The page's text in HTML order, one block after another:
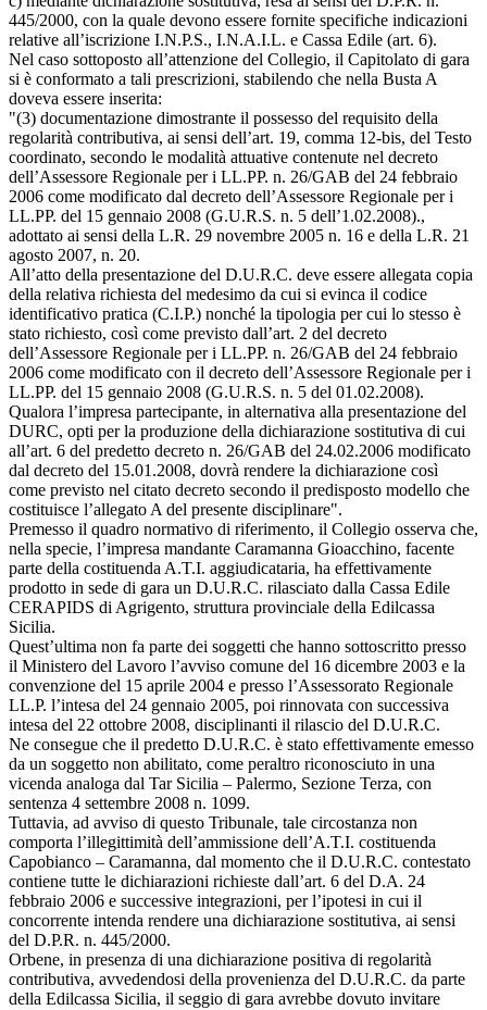
445/2000, con la quale devono essere fornite specifiche indicazioni
relative all’iscrizione I.N.P.S., I.N.A.I.L. e Cassa Edile (art. 6).
Nel caso sottoposto all’attenzione del Collegio, il Capitolato di gara
si è conformato a tali prescrizioni, stabilendo che nella Busta A
doveva essere inserita:
"(3) documentazione dimostrante il possesso del requisito della
regolarità contributiva, ai sensi dell’art. 19, comma 12-bis, del Testo
coordinato, secondo le modalità attuative contenute nel decreto
dell’Assessore Regionale per i LL.PP. n. 26/GAB del 24 febbraio
2006 come modificato dal decreto dell’Assessore Regionale per i
LL.PP. del 15 gennaio 2008 (G.U.R.S. n. 5 dell’1.02.2008).,
adottato ai sensi della L.R. 29 novembre 2005 n. 16 e della L.R. 21
agosto 2007, n. 20.
All’atto della presentazione del D.U.R.C. deve essere allegata copia
della relativa richiesta del medesimo da cui si evinca il codice
identificativo pratica (C.I.P.) nonché la tipologia per cui lo stesso è
stato richiesto, così come previsto dall’art. 2 del decreto
dell’Assessore Regionale per i LL.PP. n. 26/GAB del 24 febbraio
2006 come modificato con il decreto dell’Assessore Regionale per i
LL.PP. del 15 gennaio 2008 (G.U.R.S. n. 5 del 01.02.2008).
Qualora l’impresa partecipante, in alternativa alla presentazione del
DURC, opti per la produzione della dichiarazione sostitutiva di cui
all’art. 6 del predetto decreto n. 26/GAB del 24.02.2006 modificato
dal decreto del 15.01.2008, dovrà rendere la dichiarazione così
come previsto nel citato decreto secondo il predisposto modello che
costituisce l’allegato A del presente disciplinare".
Premesso il quadro normativo di riferimento, il Collegio osserva che,
nella specie, l’impresa mandante Caramanna Gioacchino, facente
parte della costituenda A.T.I. aggiudicataria, ha effettivamente
prodotto in sede di gara un D.U.R.C. rilasciato dalla Cassa Edile
CERAPIDS di Agrigento, struttura provinciale della Edilcassa
Sicilia.
Quest’ultima non fa parte dei soggetti che hanno sottoscritto presso
il Ministero del Lavoro l’avviso comune del 16 dicembre 2003 e la
convenzione del 15 aprile 2004 e presso l’Assessorato Regionale
LL.P. l’intesa del 24 gennaio 2005, poi rinnovata con successiva
intesa del 22 ottobre 2008, disciplinanti il rilascio del D.U.R.C.
Ne consegue che il predetto D.U.R.C. è stato effettivamente emesso
da un soggetto non abilitato, come peraltro riconosciuto in una
vicenda analoga dal Tar Sicilia – Palermo, Sezione Terza, con
sentenza 4 settembre 2008 n. 1099.
Tuttavia, ad avviso di questo Tribunale, tale circostanza non
comporta l’illegittimità dell’ammissione dell’A.T.I. costituenda
Capobianco – Caramanna, dal momento che il D.U.R.C. contestato
contiene tutte le dichiarazioni richieste dall’art. 6 del D.A. 24
febbraio 2006 e successive integrazioni, per l’ipotesi in cui il
concorrente intenda rendere una dichiarazione sostitutiva, ai sensi
del D.P.R. n. 445/2000.
Orbene, in presenza di una dichiarazione positiva di regolarità
contributiva, avvedendosi della provenienza del D.U.R.C. da parte
della Edilcassa Sicilia, il seggio di gara avrebbe dovuto invitare